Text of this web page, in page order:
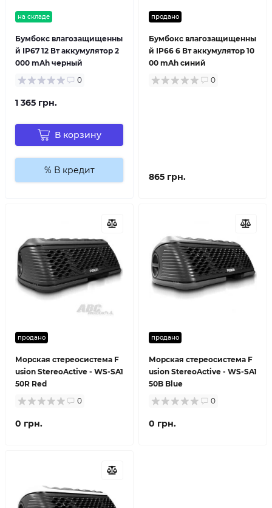
на складе
Бумбокс влагозащищенны
й IP67 12 Вт аккумулятор 2
000 mAh черный
0
1 365 грн.
В корзину
% В кредит
продано
Бумбокс влагозащищенны
й IP66 6 Вт аккумулятор 10
00 mAh синий
0
865 грн.
продано
Морская стереосистема F
usion StereoActive - WS-SA1
50R Red
0
0 грн.
продано
Морская стереосистема F
usion StereoActive - WS-SA1
50B Blue
0
0 грн.